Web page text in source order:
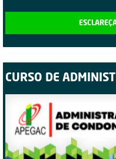
CURSO DE